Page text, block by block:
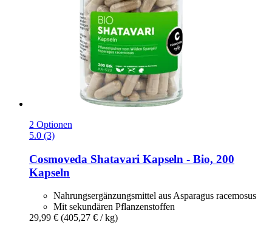
2 Optionen
5.0 (3)
Cosmoveda Shatavari Kapseln -​ Bio, 200
Kapseln
Nahrungsergänzungsmittel aus Asparagus racemosus
Mit sekundären Pflanzenstoffen
29,99 € (405,27 € / kg)